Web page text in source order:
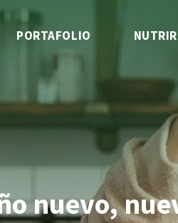
PORTAFOLIO
nuevo,